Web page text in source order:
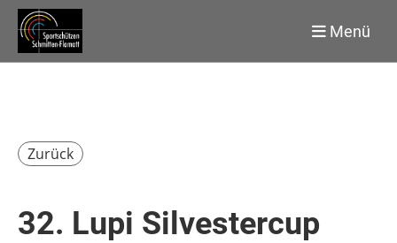
Menü
Zurück
32. Lupi Silvestercup